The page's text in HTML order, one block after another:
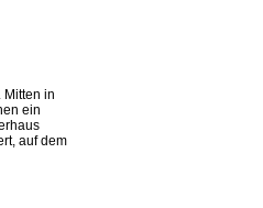
Mitten in
ein
auf dem